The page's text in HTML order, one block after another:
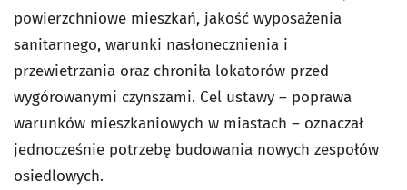
powierzchniowe mieszkań, jakość wyposażenia
sanitarnego, warunki nasłonecznienia i
przewietrzania oraz chroniła lokatorów przed
wygórowanymi czynszami. Cel ustawy – poprawa
warunków mieszkaniowych w miastach – oznaczał
jednocześnie potrzebę budowania nowych zespołów
osiedlowych.